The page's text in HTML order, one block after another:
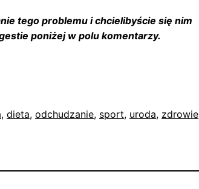
tego problemu i chcielibyście się nim
poniżej w polu komentarzy.
, dieta, odchudzanie, sport, uroda, zdrowie